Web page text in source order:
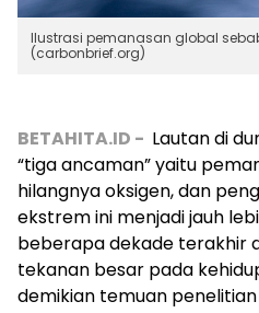
Ilustrasi pemanasan global
(carbonbrief.org)
BETAHITA.ID - Lautan di
“tiga ancaman” yaitu
hilangnya oksigen, dan
ekstrem ini menjadi jauh
beberapa dekade terakhir
tekanan besar pada
demikian temuan